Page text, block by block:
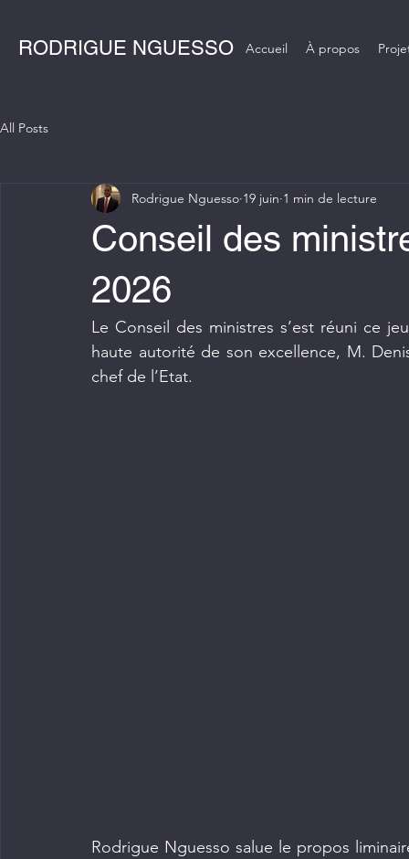
RODRIGUE NGUESSO Accueil À propos
All Posts
Conseil des
2026
Rodrigue Nguesso 19 juin 1 min de lecture
Le Conseil des ministres s’est réuni ce
haute autorité de son excellence, M.
chef de l’Etat.
Rodrigue Nguesso salue le propos